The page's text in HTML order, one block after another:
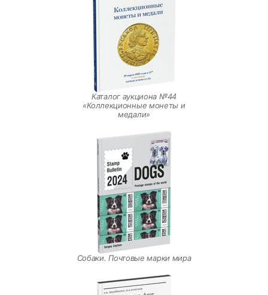
Каталог аукциона №44
«Коллекционные монеты и
медали»
Собаки. Почтовые марки мира